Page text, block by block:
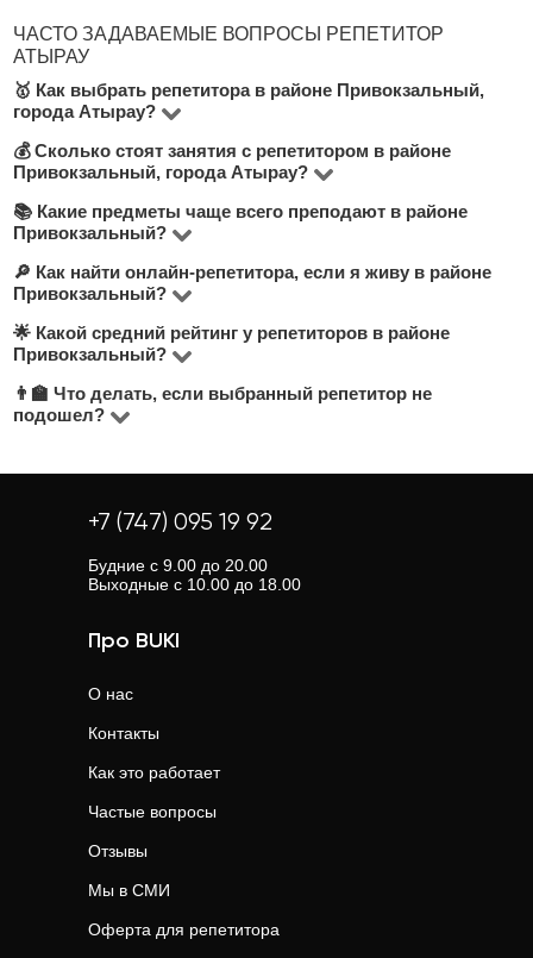
ЧАСТО ЗАДАВАЕМЫЕ ВОПРОСЫ РЕПЕТИТОР
АТЫРАУ
🥇 Как выбрать репетитора в районе Привокзальный,
города Атырау?
На платформе BUKI вы найдете 8 репетиторов в
районе Привокзальный, которые преподают более 13
предметов. Обращайте внимание на цену за час,
пробного урока — эта информация указана под
💰 Сколько стоят занятия с репетитором в районе
Привокзальный, города Атырау?
Стоимость занятий в районе Привокзальный
варьируется от 2000 до 5000 тнг в час. Цена зависит
от предмета, формата занятий (онлайн или офлайн),
📚 Какие предметы чаще всего преподают в районе
Привокзальный?
Среди популярных направлений в районе
Привокзальный: английский язык, математика,
казахский язык, а также музыка, рисование,
“Все репетиторы”.
🔎 Как найти онлайн-репетитора, если я живу в районе
Привокзальный?
Даже если вы ищете преподавателя поблизости, мы
рекомендуем рассмотреть формат онлайн. На BUKI
вы можете отфильтровать преподавателей с
🌟 Какой средний рейтинг у репетиторов в районе
Привокзальный?
Средняя оценка преподавателей в этом районе — 4.8
из 5 на основе отзывов учеников. В профиле каждого
👨‍🏫 Что делать, если выбранный репетитор не
подошел?
можете отправить новую заявку, и мы поможем
+7 (747) 095 19 92
Будние с 9.00 до 20.00
Выходные с 10.00 до 18.00
Про BUKI
О нас
Контакты
Как это работает
Частые вопросы
Отзывы
Мы в СМИ
Оферта для репетитора